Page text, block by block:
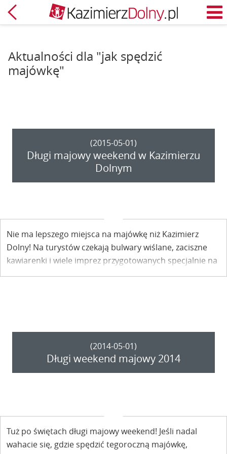
Powrót
Aktualności dla "jak spędzić
majówkę"
(2015-05-01)
Długi majowy weekend w Kazimierzu
Dolnym
Nie ma lepszego miejsca na majówkę niż Kazimierz
Dolny! Na turystów czekają bulwary wiślane, zaciszne
kawiarenki i wiele imprez przygotowanych specjalnie na
majowy weekend.
(2014-05-01)
Długi weekend majowy 2014
Tuż po świętach długi majowy weekend! Jeśli nadal
wahacie się, gdzie spędzić tegoroczną majówkę,